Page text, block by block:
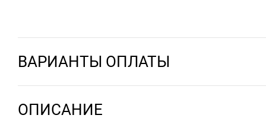
ВАРИАНТЫ ОПЛАТЫ
ОПИСАНИЕ